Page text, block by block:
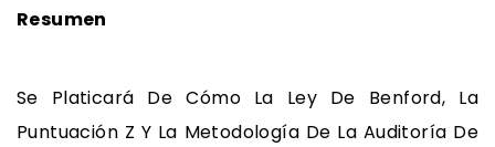
Resumen
Se Platicará De Cómo La Ley De Benford, La
Puntuación Z Y La Metodología De La Auditoría De